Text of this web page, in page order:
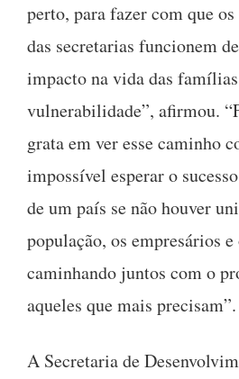
perto, para fazer com que
das secretarias funcionem
impacto na vida das
vulnerabilidade”, afirmou.
grata em ver esse caminho
impossível esperar o
de um país se não houver
população, os empresários
caminhando juntos com o
aqueles que mais precisam”.
A Secretaria de